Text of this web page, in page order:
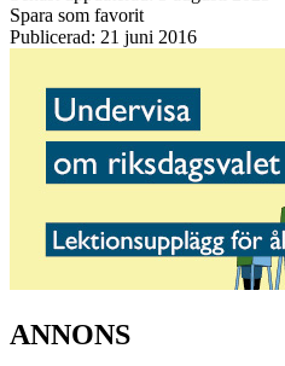
Spara som favorit
Publicerad: 21 juni 2016
ANNONS